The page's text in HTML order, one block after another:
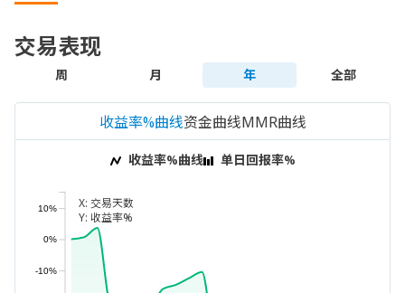
交易表现
周 月 年 全部
收益率%曲线资金曲线MMR曲线
收益率%曲线 单日回报率%
X: 交易天数
Y: 收益率%
-10%
0%
10%